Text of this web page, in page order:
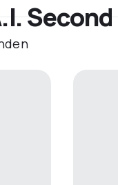
Second